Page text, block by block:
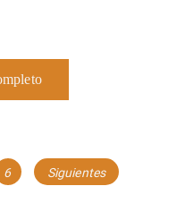
Página
6 Siguientes